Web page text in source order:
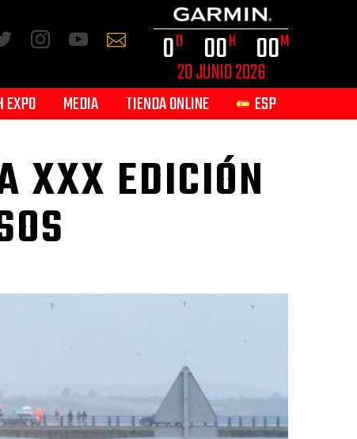
0D 00H 00M
20 JUNIO 2026
EXPO MEDIA TIENDA ONLINE ESP
XXX EDICIÓN